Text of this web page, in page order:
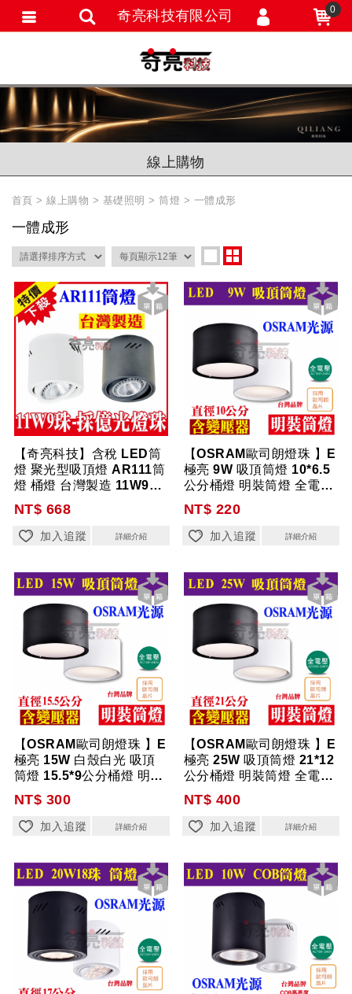
線上購物
首頁 線上購物 基礎照明 筒燈 一體成形
一體成形
【奇亮科技】含稅 LED筒
燈 聚光型吸頂燈 AR111筒
燈 桶燈 台灣製造 11W9珠-
億...
NT$ 668
加入追蹤 詳細介紹
【OSRAM歐司朗燈珠 】E
極亮 9W 吸頂筒燈 10*6.5
公分桶燈 明裝筒燈 全電壓
【...
NT$ 220
加入追蹤 詳細介紹
【OSRAM歐司朗燈珠 】E
極亮 15W 白殼白光 吸頂
筒燈 15.5*9公分桶燈 明裝
筒...
NT$ 300
加入追蹤 詳細介紹
【OSRAM歐司朗燈珠 】E
極亮 25W 吸頂筒燈 21*12
公分桶燈 明裝筒燈 全電壓
【...
NT$ 400
加入追蹤 詳細介紹
奇亮科技有限公司 0
會員登入
忘記密碼
訂單查詢
追蹤清單
匯款通知